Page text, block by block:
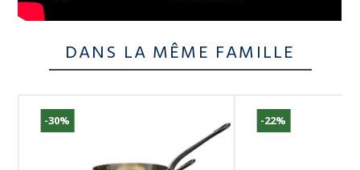
DANS LA MÊME FAMILLE
-30% -22%